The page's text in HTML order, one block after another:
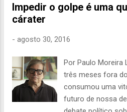
alagoano. A
uma entrevista
completo de
nomes pelos
"Big", Jonathan,
Robson,
Impedir o golpe é uma
cárater
- agosto 30, 2016
Por Paulo Moreira
três meses fora
consumou uma
futuro de nossa